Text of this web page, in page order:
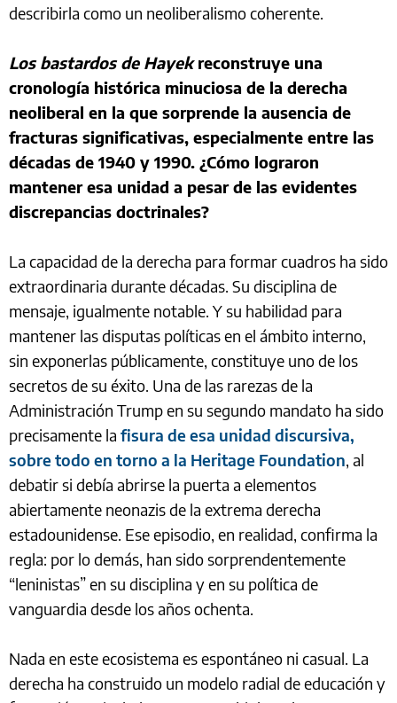
describirla como un neoliberalismo coherente.
Los bastardos de Hayekreconstruye una
cronología histórica minuciosa de la derecha
neoliberal en la que sorprende la ausencia de
fracturas significativas, especialmente entre las
décadas de 1940 y 1990. ¿Cómo lograron
mantener esa unidad a pesar de las evidentes
discrepancias doctrinales?
La capacidad de la derecha para formar cuadros ha sido
extraordinaria durante décadas. Su disciplina de
mensaje, igualmente notable. Y su habilidad para
mantener las disputas políticas en el ámbito interno,
sin exponerlas públicamente, constituye uno de los
secretos de su éxito. Una de las rarezas de la
Administración Trump en su segundo mandato ha sido
precisamente la fisura de esa unidad discursiva,
sobre todo en torno a la Heritage Foundation, al
debatir si debía abrirse la puerta a elementos
abiertamente neonazis de la extrema derecha
estadounidense. Ese episodio, en realidad, confirma la
regla: por lo demás, han sido sorprendentemente
“leninistas” en su disciplina y en su política de
vanguardia desde los años ochenta.
Nada en este ecosistema es espontáneo ni casual. La
derecha ha construido un modelo radial de educación y